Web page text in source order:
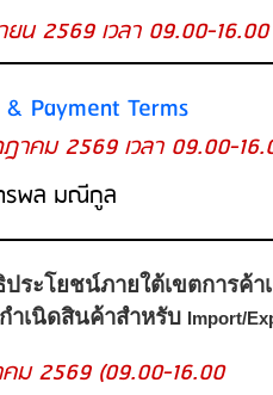
น 2569 เวลา 09.00-16.00
Payment Terms
คม 2569 เวลา 09.00-
รพล มณีกูล
ระโยชน์ภายใต้เขตการค้า
ำเนิดสินค้าสำหรับ
Import/
ม 2569 (09.00-16.00